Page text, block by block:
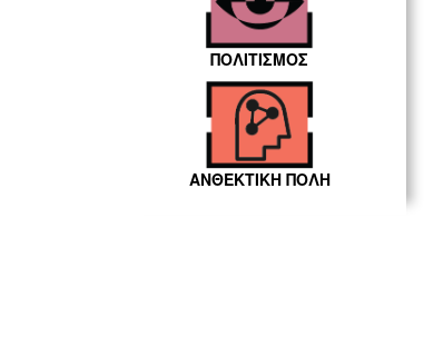
ΠΟΛΙΤΙΣΜΟΣ
ΑΝΘΕΚΤΙΚΗ ΠΟΛΗ